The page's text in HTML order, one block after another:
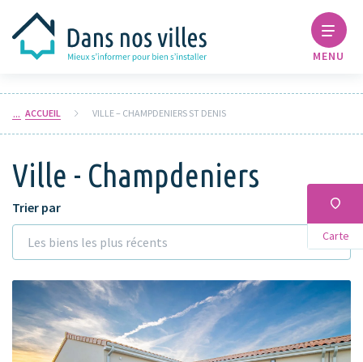
MENU
ACCUEIL VILLE – CHAMPDENIERS ST DENIS
Ville - Champdeniers
Carte
Trier par
Les biens les plus récents